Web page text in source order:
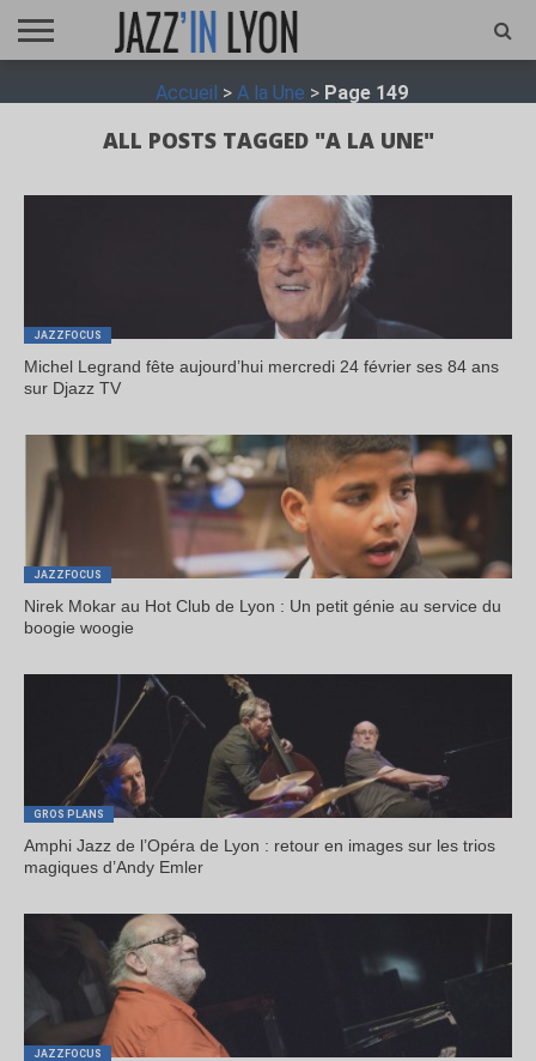
FESTIVAL
VIDÉO
JAZZFOCUS
JAZZAGENDA
JAZZSHOP
ENTRETIEN
OPUS Accueil > A la Une > Page 149
ALL POSTS TAGGED "A LA UNE"
JAZZFOCUS
Michel Legrand fête aujourd’hui mercredi 24 février ses 84 ans
sur Djazz TV
JAZZFOCUS
Nirek Mokar au Hot Club de Lyon : Un petit génie au service du
boogie woogie
GROS PLANS
Amphi Jazz de l’Opéra de Lyon : retour en images sur les trios
magiques d’Andy Emler
JAZZFOCUS